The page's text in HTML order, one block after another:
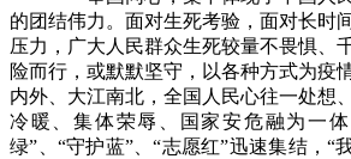
的团结伟力。面对生死考验，面对长时
压力，广大人民群众生死较量不畏惧、
险而行，或默默坚守，以各种方式为疫
内外、大江南北，全国人民心往一处想
冷暖、集体荣辱、国家安危融为一
绿”、“守护蓝”、“志愿红”迅速集结，“